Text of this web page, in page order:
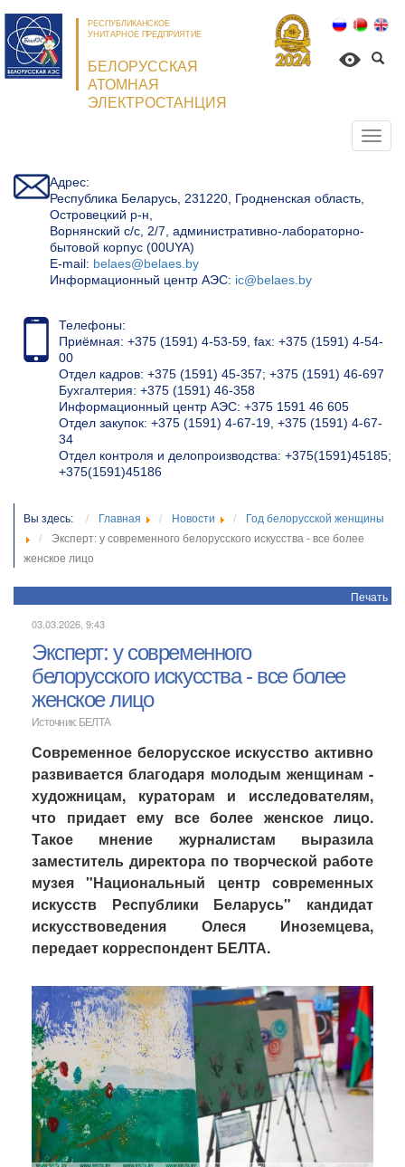
РЕСПУБЛИКАНСКОЕ
УНИТАРНОЕ ПРЕДПРИЯТИЕ
БЕЛОРУССКАЯ
АТОМНАЯ
ЭЛЕКТРОСТАНЦИЯ
Адрес:
Республика Беларусь, 231220, Гродненская область,
Островецкий р-н,
Ворнянский с/с, 2/7, административно-лабораторно-
бытовой корпус (00UYA)
Е-mail: belaes@belaes.by
Информационный центр АЭС: ic@belaes.by
Телефоны:
Приёмная: +375 (1591) 4-53-59, fax: +375 (1591) 4-54-
00
Отдел кадров: +375 (1591) 45-357; +375 (1591) 46-697
Бухгалтерия: +375 (1591) 46-358
Информационный центр АЭС: +375 1591 46 605
Отдел закупок: +375 (1591) 4-67-19, +375 (1591) 4-67-
34
Отдел контроля и делопроизводства: +375(1591)45185;
+375(1591)45186
Вы здесь: Главная Новости
Год белорусской женщины
Эксперт: у современного белорусского искусства - все более
женское лицо
Печать
03.03.2026, 9:43
Эксперт: у современного
белорусского искусства - все более
женское лицо
Источник: БЕЛТА
Современное белорусское искусство активно
развивается благодаря молодым женщинам -
художницам, кураторам и исследователям,
что придает ему все более женское лицо.
Такое мнение журналистам выразила
заместитель директора по творческой работе
музея "Национальный центр современных
искусств Республики Беларусь" кандидат
искусствоведения Олеся Иноземцева,
передает корреспондент БЕЛТА.